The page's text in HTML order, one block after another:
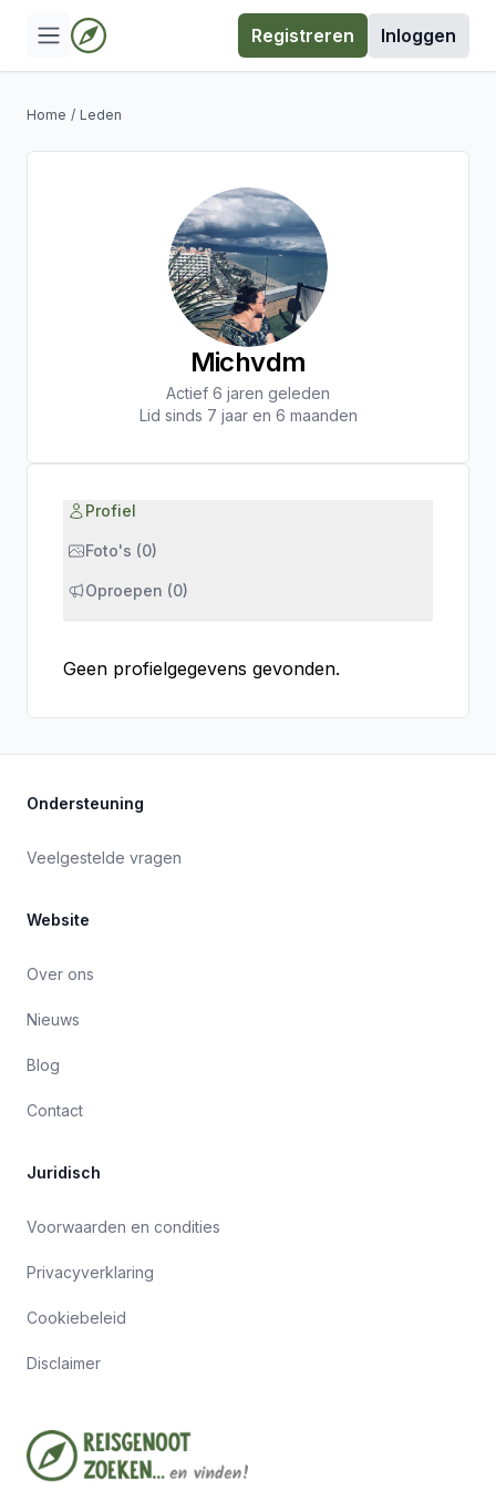
Registreren Inloggen
Home / Leden
Michvdm
Actief 6 jaren geleden
Lid sinds 7 jaar en 6 maanden
Profiel
Foto's (0)
Oproepen (0)
Geen profielgegevens gevonden.
Ondersteuning
Veelgestelde vragen
Website
Over ons
Nieuws
Blog
Contact
Juridisch
Voorwaarden en condities
Privacyverklaring
Cookiebeleid
Disclaimer